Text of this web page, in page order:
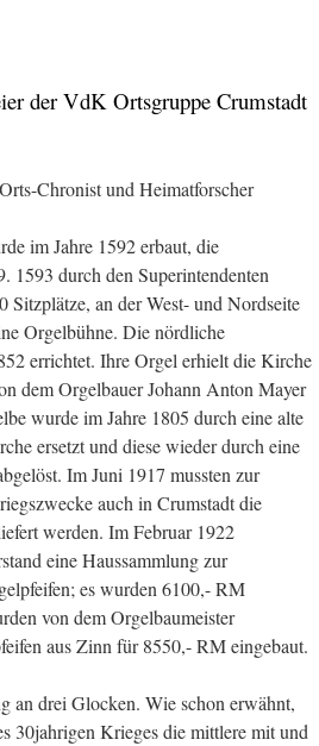
der VdK Ortsgruppe Crumstadt
Chronist und Heimatforscher
im Jahre 1592 erbaut, die
1593 durch den Superintendenten
Sitzplätze, an der West- und Nordseite
Orgelbühne. Die nördliche
errichtet. Ihre Orgel erhielt die Kirche
dem Orgelbauer Johann Anton Mayer
wurde im Jahre 1805 durch eine alte
ersetzt und diese wieder durch eine
Im Juni 1917 mussten zur
auch in Crumstadt die
werden. Im Februar 1922
eine Haussammlung zur
es wurden 6100,- RM
von dem Orgelbaumeister
aus Zinn für 8550,- RM eingebaut.
an drei Glocken. Wie schon erwähnt,
30jahrigen Krieges die mittlere mit und